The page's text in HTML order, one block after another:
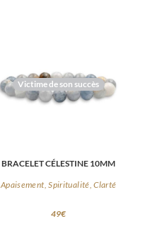
Victime de son succès
BRACELET CÉLESTINE 10MM
Apaisement, Spiritualité, Clarté
49€